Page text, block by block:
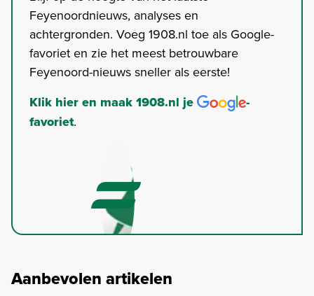
Feyenoordnieuws, analyses en
achtergronden. Voeg 1908.nl toe als Google-
favoriet en zie het meest betrouwbare
Feyenoord-nieuws sneller als eerste!
Klik hier en maak 1908.nl je
-
favoriet.
Aanbevolen artikelen